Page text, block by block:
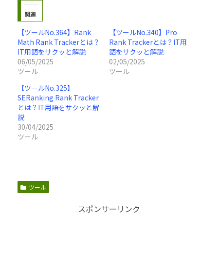
関連
【ツールNo.364】Rank
Math Rank Trackerとは？
IT用語をサクッと解説
06/05/2025
ツール
【ツールNo.340】Pro
Rank Trackerとは？IT用
語をサクッと解説
02/05/2025
ツール
【ツールNo.325】
SERanking Rank Tracker
とは？IT用語をサクッと解
説
30/04/2025
ツール
ツール
スポンサーリンク